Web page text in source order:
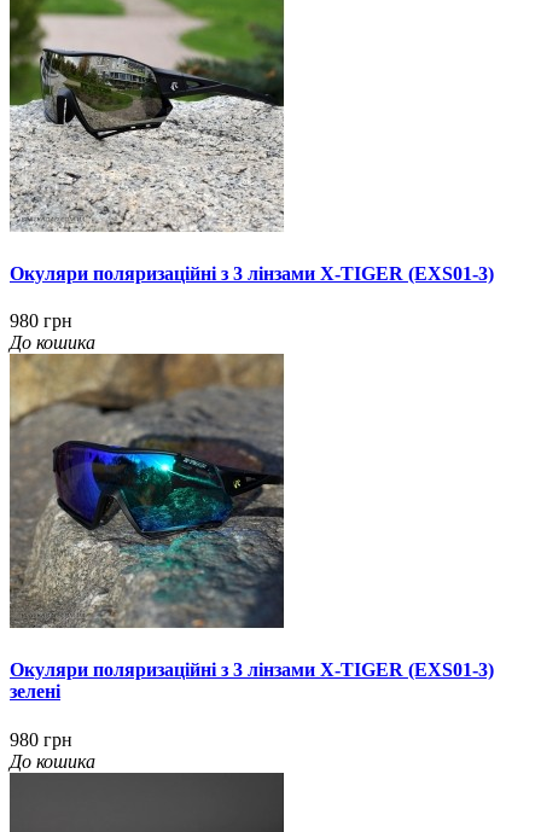
Окуляри поляризаційні з 3 лінзами X-TIGER (EXS01-3)
980 грн
До кошика
Окуляри поляризаційні з 3 лінзами X-TIGER (EXS01-3)
зелені
980 грн
До кошика